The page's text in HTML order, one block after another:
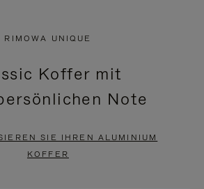
RIMOWA UNIQUE
Koffer mit
Note
SIE IHREN ALUMINIUM
KOFFER